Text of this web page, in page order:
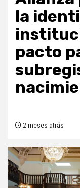
la
pacto
2 meses atrás